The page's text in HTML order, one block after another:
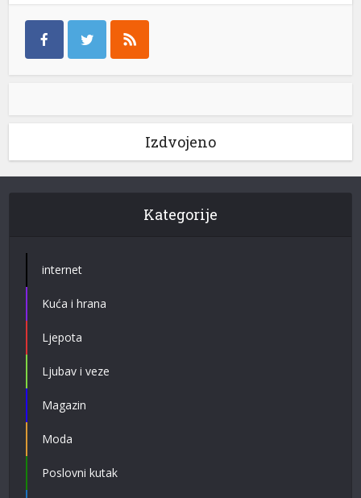
Izdvojeno
Kategorije
internet
Kuća i hrana
Ljepota
Ljubav i veze
Magazin
Moda
Poslovni kutak